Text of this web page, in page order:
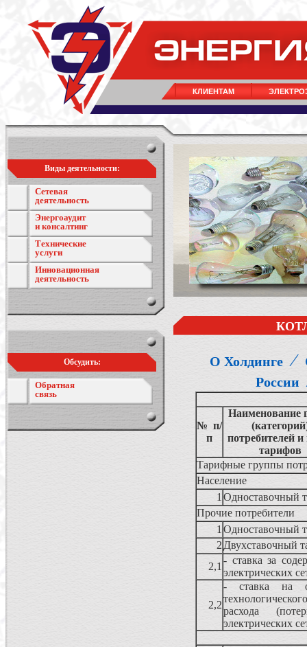
КЛИЕНТАМ
Виды деятельности:
Сетевая
деятельность
Энергоаудит
и консалтинг
Технические
услуги
Инновационная
деятельность
Обсудить:
Обратная
связь
О Холдинге ⁄
России
№ п/
п
Наименование
потребителей
тарифов
Тарифные группы
Население
1 Одноставочный
Прочие потребители
1 Одноставочный
2 Двухставочный
2,1
- ставка за
электрических
2,2
- ставка на
технологического
расхода
электрических